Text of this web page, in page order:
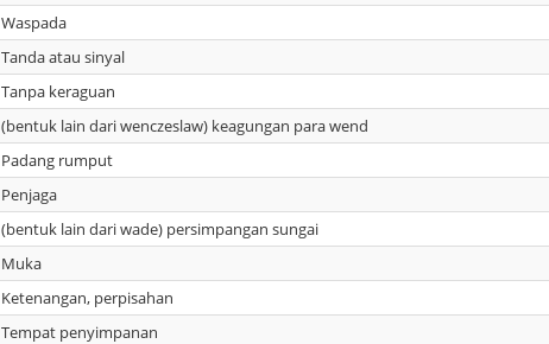
Waspada
Tanda atau sinyal
Tanpa keraguan
(bentuk lain dari wenczeslaw) keagungan para wend
Padang rumput
Penjaga
(bentuk lain dari wade) persimpangan sungai
Muka
Ketenangan, perpisahan
Tempat penyimpanan